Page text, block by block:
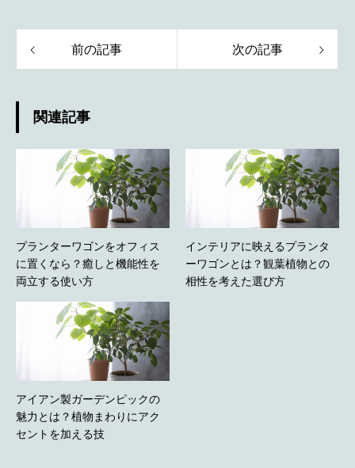
前の記事 次の記事
関連記事
プランターワゴンをオフィス
に置くなら？癒しと機能性を
両立する使い方
インテリアに映えるプランタ
ーワゴンとは？観葉植物との
相性を考えた選び方
アイアン製ガーデンピックの
魅力とは？植物まわりにアク
セントを加える技